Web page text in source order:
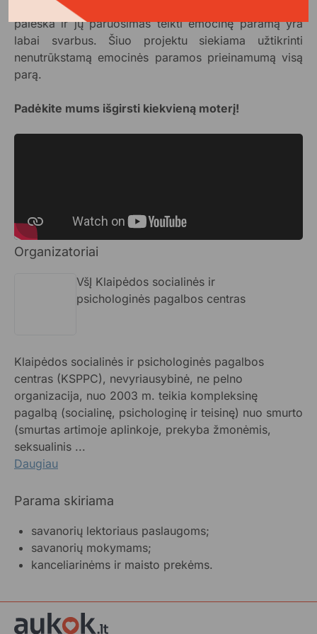
užimtumas bei jų trūkumas, tad naujų savanorių
paieška ir jų paruošimas teikti emocinę paramą yra
labai svarbus. Šiuo projektu siekiama užtikrinti
nenutrūkstamą emocinės paramos prieinamumą visą
parą.
Padėkite mums išgirsti kiekvieną moterį!
Organizatoriai
VšĮ Klaipėdos socialinės ir
psichologinės pagalbos centras
Klaipėdos socialinės ir psichologinės pagalbos
centras (KSPPC), nevyriausybinė, ne pelno
organizacija, nuo 2003 m. teikia kompleksinę
pagalbą (socialinę, psichologinę ir teisinę) nuo smurto
(smurtas artimoje aplinkoje, prekyba žmonėmis,
seksualinis ...
Daugiau
Parama skiriama
savanorių lektoriaus paslaugoms;
savanorių mokymams;
kanceliarinėms ir maisto prekėms.